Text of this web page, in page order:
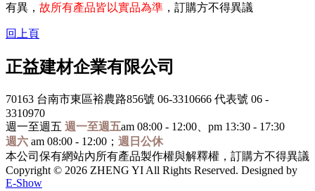
有異， 故所有產品皆以實品為準 ，訂購方不得異議
回上頁
正益建材企業有限公司
70163 台南市東區裕農路856號 06-3310666 代表號 06 -
3310970
週一至週五 週一至週五am 08:00 - 12:00、pm 13:30 - 17:30
週六 am 08:00 - 12:00； 週日公休
本公司保有網站內所有產品製作權與解釋權，訂購方不得異議
Copyright © 2026 ZHENG YI All Rights Reserved. Designed by
E-Show